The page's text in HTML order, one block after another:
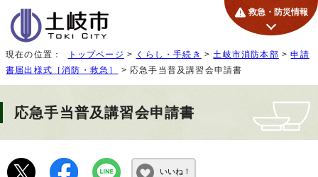
救急・防災情報
現在の位置： トップページ > くらし・手続き >土岐市消防本部 >申請
書届出様式［消防・救急］
> 応急手当普及講習会申請書
応急手当普及講習会申請書
いいね！